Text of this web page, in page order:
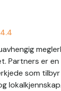
4.4
Partners er
som